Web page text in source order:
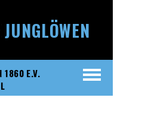
1860 E.V.
JUNGLÖWEN